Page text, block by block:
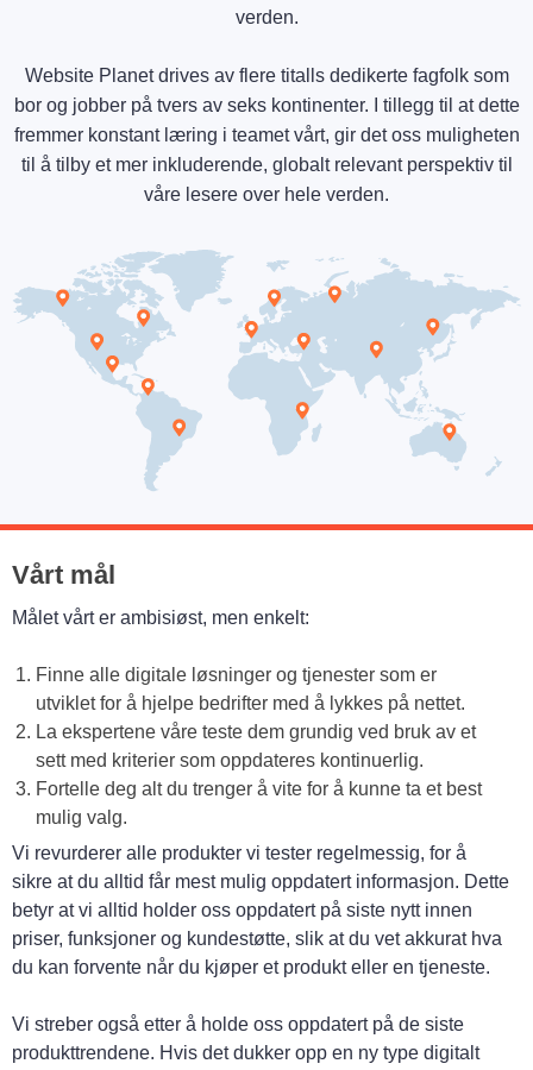
verden.
Website Planet drives av flere titalls dedikerte fagfolk som
bor og jobber på tvers av seks kontinenter. I tillegg til at dette
fremmer konstant læring i teamet vårt, gir det oss muligheten
til å tilby et mer inkluderende, globalt relevant perspektiv til
våre lesere over hele verden.
Vårt mål
Målet vårt er ambisiøst, men enkelt:
Finne alle digitale løsninger og tjenester som er
utviklet for å hjelpe bedrifter med å lykkes på nettet.
La ekspertene våre teste dem grundig ved bruk av et
sett med kriterier som oppdateres kontinuerlig.
Fortelle deg alt du trenger å vite for å kunne ta et best
mulig valg.
Vi revurderer alle produkter vi tester regelmessig, for å
sikre at du alltid får mest mulig oppdatert informasjon. Dette
betyr at vi alltid holder oss oppdatert på siste nytt innen
priser, funksjoner og kundestøtte, slik at du vet akkurat hva
du kan forvente når du kjøper et produkt eller en tjeneste.
Vi streber også etter å holde oss oppdatert på de siste
produkttrendene. Hvis det dukker opp en ny type digitalt